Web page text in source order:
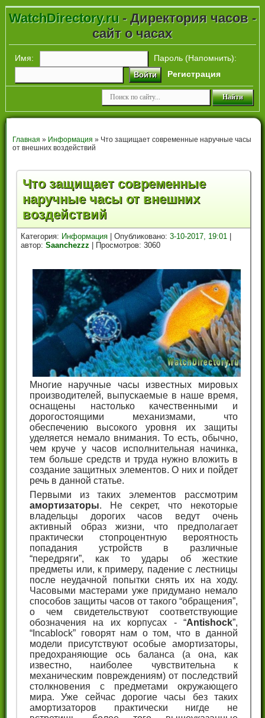
WatchDirectory.ru- Директория часов -
сайт о часах
Имя: Пароль (Напомнить):
Войти Регистрация
Главная » Информация » Что защищает современные наручные часы
от внешних воздействий
Что защищает современные
наручные часы от внешних
воздействий
Категория: Информация | Опубликовано:3-10-2017, 19:01
автор:Saanchezzz | Просмотров: 3060
Многие наручные часы известных мировых
производителей, выпускаемые в наше время,
оснащены настолько качественными и
дорогостоящими механизмами, что
обеспечению высокого уровня их защиты
уделяется немало внимания. То есть, обычно,
чем круче у часов исполнительная начинка,
тем больше средств и труда нужно вложить в
создание защитных элементов. О них и пойдет
речь в данной статье.
Первыми из таких элементов рассмотрим
амортизаторы. Не секрет, что некоторые
владельцы дорогих часов ведут очень
активный образ жизни, что предполагает
практически стопроцентную вероятность
попадания устройств в различные
“передряги”, как то удары об жесткие
предметы или, к примеру, падение с лестницы
после неудачной попытки снять их на ходу.
Часовыми мастерами уже придумано немало
способов защиты часов от такого “обращения”,
о чем свидетельствуют соответствующие
обозначения на их корпусах - “Antishock”,
“Incablock” говорят нам о том, что в данной
модели присутствуют особые амортизаторы,
предохраняющие ось баланса (а она, как
известно, наиболее чувствительна к
механическим повреждениям) от последствий
столкновения с предметами окружающего
мира. Уже сейчас дорогие часы без таких
амортизаторов практически нигде не